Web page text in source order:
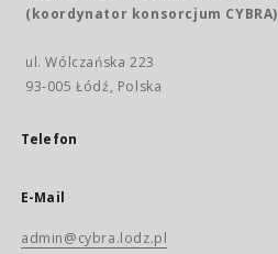
(koordynator konsorcjum CYBRA)
ul. Wólczańska 223
93-005 Łódź, Polska
Telefon
E-Mail
admin@cybra.lodz.pl